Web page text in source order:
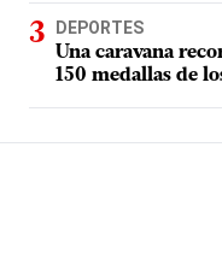
DEPORTES
Una caravana
150 medallas de